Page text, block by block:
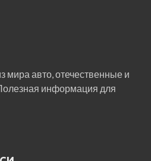
мира авто, отечественные и
информация для